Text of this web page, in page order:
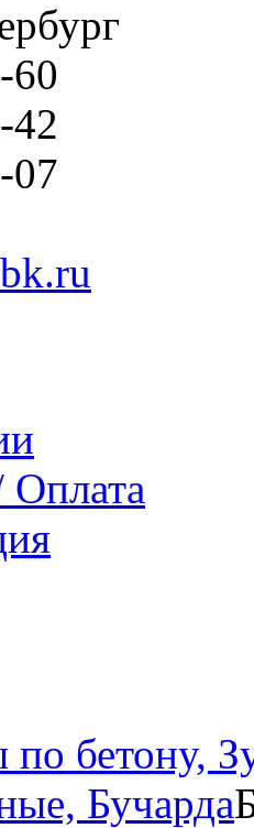
60
42
07
Оплата
по бетону,
Бучарда